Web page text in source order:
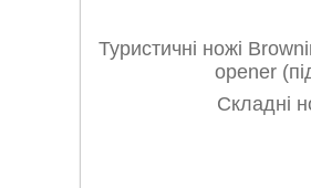
Туристичні ножі
opener
Складні